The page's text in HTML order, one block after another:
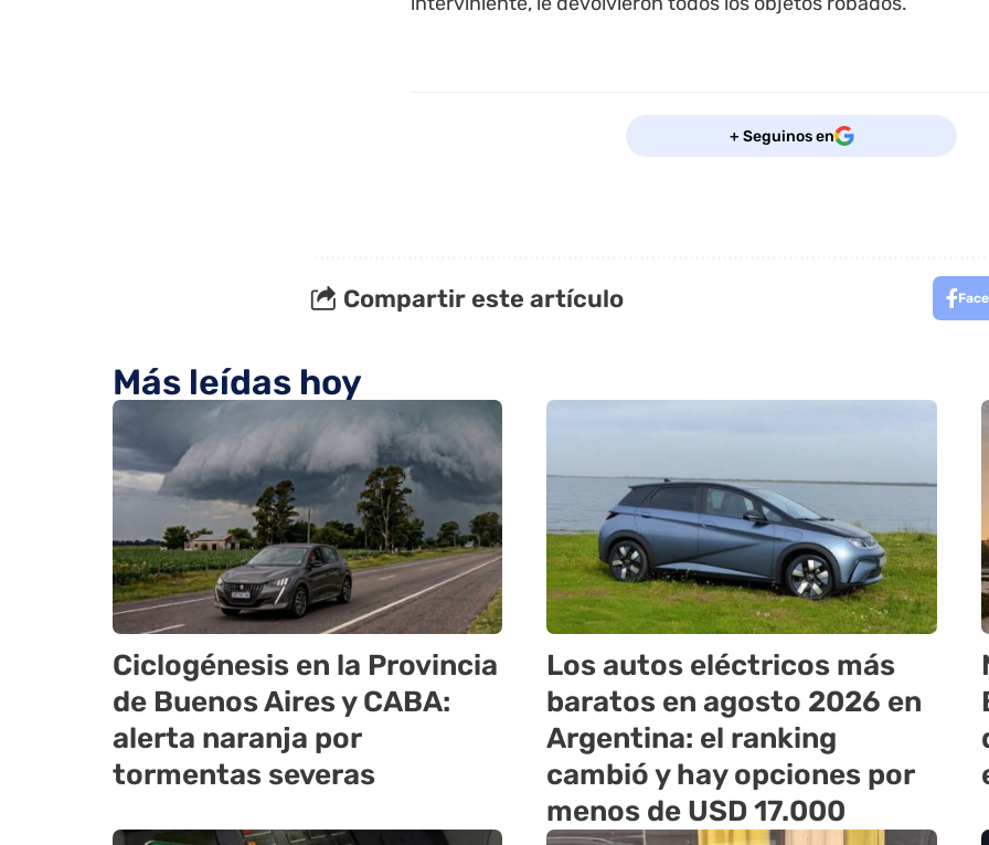
+ Seguinos en
Compartir este artículo
Más leídas hoy
Ciclogénesis en la Provincia
de Buenos Aires y CABA:
alerta naranja por
tormentas severas
Los autos eléctricos más
baratos en agosto 2026 en
Argentina: el ranking
cambió y hay opciones por
menos de USD 17.000